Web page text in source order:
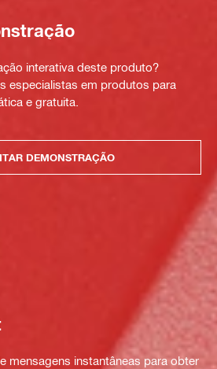
interativa deste produto?
especialistas em produtos para
e gratuita.
DEMONSTRAÇÃO
mensagens instantâneas para obter